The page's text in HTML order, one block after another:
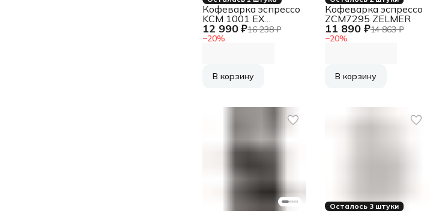
12 990 ₽16 238 ₽
−20%
Кофеварка эспрессо
KCM 1001 EX
KORTING
В корзину
11 890 ₽14 863 ₽
−20%
Кофеварка эспрессо
ZCM7295 ZELMER
В корзину
Осталось 3 штуки